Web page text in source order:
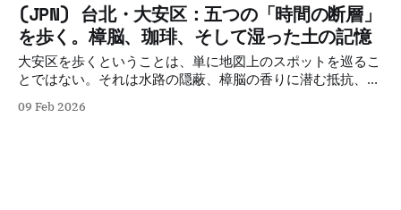
(JPN) 台北・大安区：五つの「時間の断層」
を歩く。樟脳、珈琲、そして湿った土の記憶
大安区を歩くということは、単に地図上のスポットを巡るこ
とではない。それは水路の隠蔽、樟脳の香りに潜む抵抗、消
省」の旅である。
09 Feb 2026